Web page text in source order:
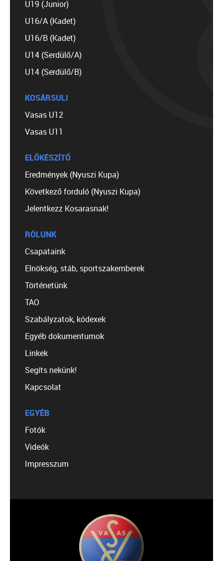
U19 (Junior)
U16/A (Kadet)
U16/B (Kadet)
U14 (Serdülő/A)
U14 (Serdülő/B)
KOSÁRSULI
Vasas U12
Vasas U11
ELŐKÉSZÍTŐ
Eredmények (Nyuszi Kupa)
Következő forduló (Nyuszi Kupa)
Jelentkezz Kosarasnak!
RÓLUNK
Csapataink
Elnökség, stáb, sportszakemberek
Történetünk
TAO
Szabályzatok, kódexek
Egyéb dokumentumok
Linkek
Segíts nekünk!
Kapcsolat
EGYÉB
Fotók
Videók
Impresszum